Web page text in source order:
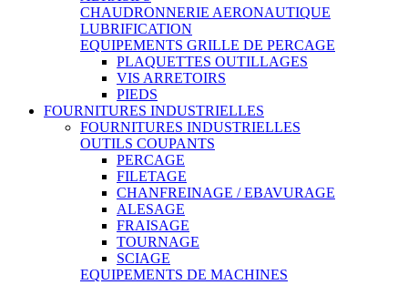
CHAUDRONNERIE AERONAUTIQUE
LUBRIFICATION
EQUIPEMENTS GRILLE DE PERCAGE
PLAQUETTES OUTILLAGES
VIS ARRETOIRS
PIEDS
FOURNITURES INDUSTRIELLES
FOURNITURES INDUSTRIELLES
OUTILS COUPANTS
PERCAGE
FILETAGE
CHANFREINAGE / EBAVURAGE
ALESAGE
FRAISAGE
TOURNAGE
SCIAGE
EQUIPEMENTS DE MACHINES